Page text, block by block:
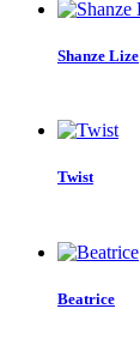
Shanze Lize
Twist
Beatrice